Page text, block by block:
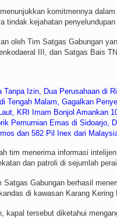
komitmennya
tindak kejahatan penyelundupan
oleh Tim Satgas Gabungan
III, dan Satgas Bais
Tanpa Izin, Dua Perusahaan di
Tengah Malam, Gagalkan
KRI Imam Bonjol Amankan
Pemurnian Emas di Sidoarjo,
dan 582 Pil Inex dari
tim menerima informasi
dan patroli di sejumlah
Satgas Gabungan berhasil
di kawasan Karang Kering
kapal tersebut diketahui